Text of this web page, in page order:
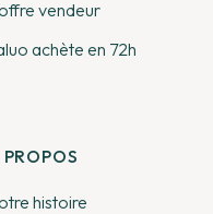
vendeur
achète en 72h
histoire